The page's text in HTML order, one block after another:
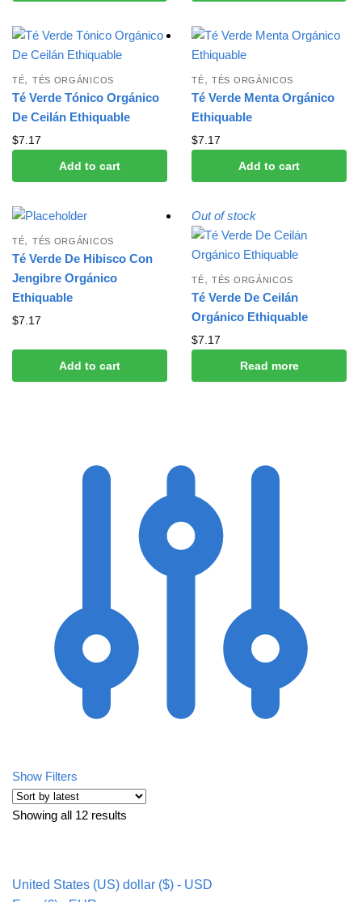
TÉ, TÉS ORGÁNICOS
Té Verde Tónico Orgánico
De Ceilán Ethiquable
$7.17
Add to cart
TÉ,TÉS ORGÁNICOS
Té Verde Menta Orgánico
Ethiquable
$7.17
Add to cart
TÉ, TÉS ORGÁNICOS
Té Verde De Hibisco Con
Jengibre Orgánico
Ethiquable
$7.17
Add to cart
Out of stock
TÉ,TÉS ORGÁNICOS
Té Verde De Ceilán
Orgánico Ethiquable
$7.17
Read more
Show Filters
Showing all 12 results
United States (US) dollar ($) - USD